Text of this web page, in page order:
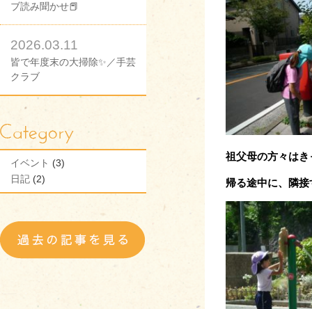
ブ読み聞かせ📕
2026.03.11
皆で年度末の大掃除✨／手芸
クラブ
イベント (3)
日記 (2)
祖父母の方々は
帰る途中に、隣